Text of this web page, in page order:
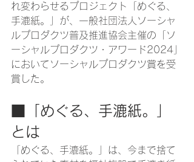
れ変わらせるプロジェクト「めぐる、
手漉紙。」が、一般社団法人ソーシャ
ルプロダクツ普及推進協会主催の「ソ
ーシャルプロダクツ・アワード2024」
においてソーシャルプロダクツ賞を受
賞した。
■「めぐる、手漉紙。」
とは
「めぐる、手漉紙。」は、今まで捨て